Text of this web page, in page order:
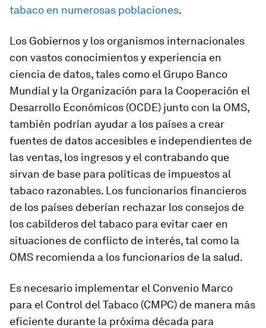
tabaco en numerosas poblaciones.
Los Gobiernos y los organismos internacionales
con vastos conocimientos y experiencia en
ciencia de datos, tales como el Grupo Banco
Mundial y la Organización para la Cooperación el
Desarrollo Económicos (OCDE) junto con la OMS,
también podrían ayudar a los países a crear
fuentes de datos accesibles e independientes de
las ventas, los ingresos y el contrabando que
sirvan de base para políticas de impuestos al
tabaco razonables. Los funcionarios financieros
de los países deberían rechazar los consejos de
los cabilderos del tabaco para evitar caer en
situaciones de conflicto de interés, tal como la
OMS recomienda a los funcionarios de la salud.
Es necesario implementar el Convenio Marco
para el Control del Tabaco (CMPC) de manera más
eficiente durante la próxima década para